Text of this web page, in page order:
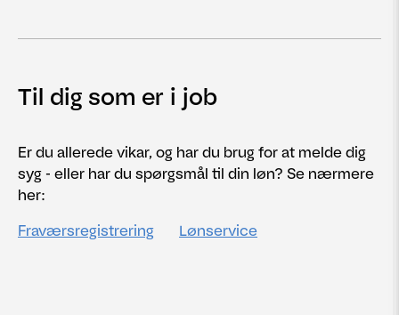
Til dig som er i job
Er du allerede vikar, og har du brug for at melde dig
syg - eller har du spørgsmål til din løn? Se nærmere
her:
Fraværsregistrering
Lønservice